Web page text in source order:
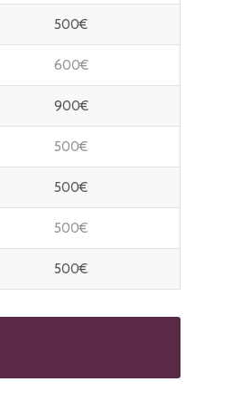
500€
600€
900€
500€
500€
500€
500€